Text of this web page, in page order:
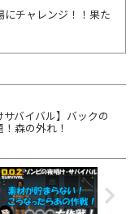
チャレンジ！！果た
サバイバル】バックの
森の外れ！